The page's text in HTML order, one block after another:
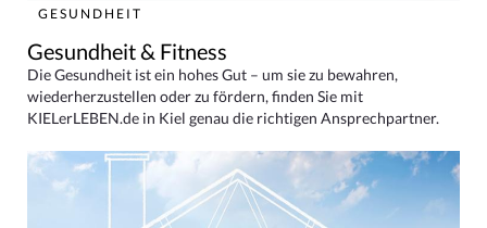
GESUNDHEIT
Gesundheit & Fitness
Die Gesundheit ist ein hohes Gut – um sie zu bewahren,
wiederherzustellen oder zu fördern, finden Sie mit
KIELerLEBEN.de in Kiel genau die richtigen Ansprechpartner.